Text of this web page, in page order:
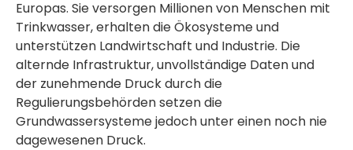
Europas. Sie versorgen Millionen von Menschen mit
Trinkwasser, erhalten die Ökosysteme und
unterstützen Landwirtschaft und Industrie. Die
alternde Infrastruktur, unvollständige Daten und
der zunehmende Druck durch die
Regulierungsbehörden setzen die
Grundwassersysteme jedoch unter einen noch nie
dagewesenen Druck.